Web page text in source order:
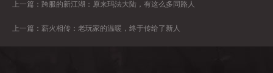
上一篇： 跨服的新江湖：原来玛法大陆，有这么多同路人
上一篇： 薪火相传：老玩家的温暖，终于传给了新人